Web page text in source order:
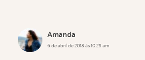
Amanda
6 de abril de 2018 às 10:29 am